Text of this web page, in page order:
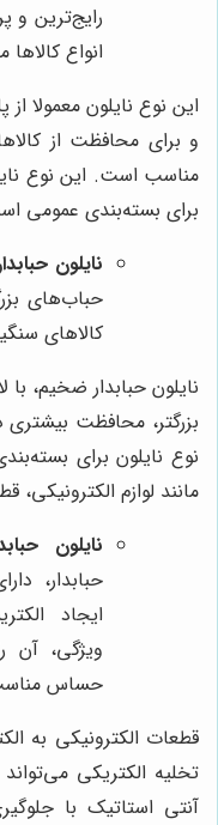
رایج‌ترین و
انواع
و برای محافظت از
مناسب است. این نوع
برای بسته‌بندی عمومی
نایلون
حباب‌های
کالاهای
نایلون حبابدار ضخیم،
بزرگتر، محافظت بیشتری
نوع نایلون برای
مانند لوازم
نایلون
حبابدار،
ایجاد
ویژگی، آن
حساس
قطعات الکترونیکی به
تخلیه الکتریکی
آنتی استاتیک با